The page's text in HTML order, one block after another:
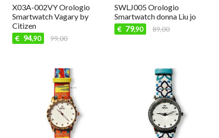
X03A-002VY Orologio
Smartwatch Vagary by
Citizen
€ 94,90 99,00
SWLJ005 Orologio
Smartwatch donna Liu jo
€ 79,90 89,00